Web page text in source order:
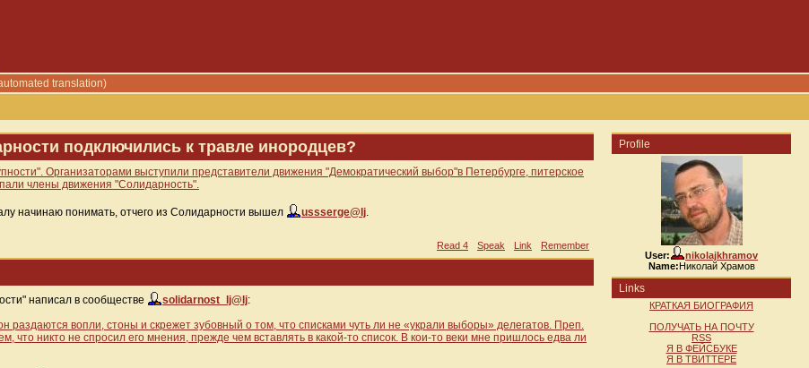
translation)
подключились к травле инородцев?
Организаторами выступили представители движения "Демократический выбор"в Петербурге, питерское
члены движения "Солидарность".
начинаю понимать, отчего из Солидарности вышел ussserge@lj.
Read 4 Speak Link Remember
написал в сообществе solidarnost_lj@lj:
раздаются вопли, стоны и скрежет зубовный о том, что списками чуть ли не «украли выборы» делегатов. Преп.
что никто не спросил его мнения, прежде чем вставлять в какой-то список. В кои-то веки мне пришлось едва ли
Profile
User:
nikolajkhramov
Name:Николай Храмов
Links
КРАТКАЯ БИОГРАФИЯ
ПОЛУЧАТЬ НА ПОЧТУ
RSS
Я В ФЕЙСБУКЕ
Я В ТВИТТЕРЕ